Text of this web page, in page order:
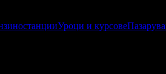
Уроци и курсове